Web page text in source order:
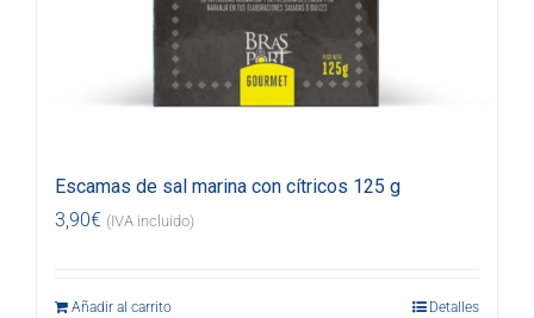
Escamas de sal marina con cítricos 125 g
3,90€ (IVA incluido)
Añadir al carrito Detalles